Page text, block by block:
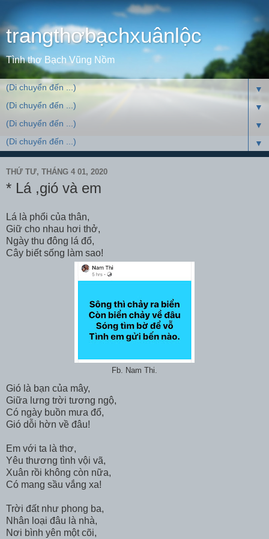
trangthơbạchxuânlộc
Tình thơ Bạch Vũng Nồm
▼
▼
▼
▼
THỨ TƯ, THÁNG 4 01, 2020
* Lá ,gió và em
Lá là phổi của thân,
Giữ cho nhau hơi thở,
Ngày thu đông lá đổ,
Cây biết sống làm sao!
Fb. Nam Thi.
Gió là bạn của mây,
Giữa lưng trời tương ngộ,
Có ngày buồn mưa đổ,
Gió dỗi hờn về đâu!
Em với ta là thơ,
Yêu thương tình vội vã,
Xuân rồi không còn nữa,
Có mang sầu vắng xa!
Trời đất như phong ba,
Nhân loại đâu là nhà,
Nơi bình yên một cõi,